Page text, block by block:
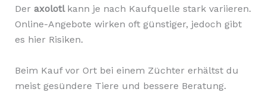
Der axolotl kann je nach Kaufquelle stark variieren.
Online-Angebote wirken oft günstiger, jedoch gibt
es hier Risiken.
Beim Kauf vor Ort bei einem Züchter erhältst du
meist gesündere Tiere und bessere Beratung.